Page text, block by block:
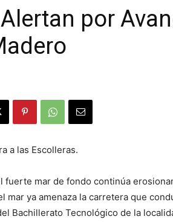
por
a las Escolleras.
fuerte mar de fondo continúa
mar ya amenaza la carretera que
Bachillerato Tecnológico de la